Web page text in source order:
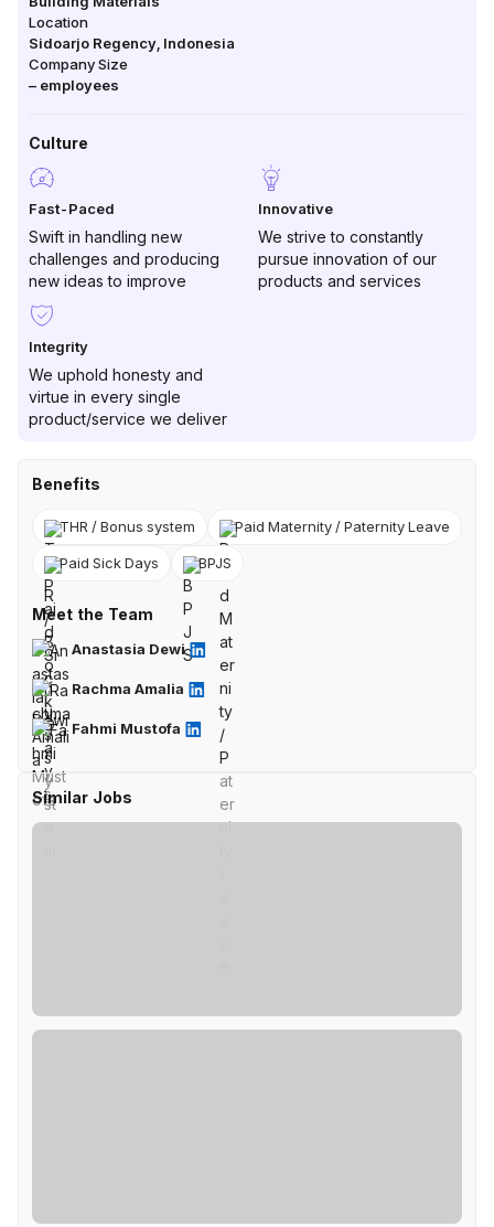
Location
Sidoarjo Regency Indonesia
Company Size
– employees
Culture
Fast-Paced
Swift in handling new
challenges and producing
new ideas to improve
Innovative
We strive to constantly
pursue innovation of our
products and services
Integrity
We uphold honesty and
virtue in every single
product/service we deliver
Benefits
THR / Bonus system Paid Maternity / Paternity Leave
Paid Sick Days BPJS
Meet the Team
Anastasia Dewi
Rachma Amalia
Fahmi Mustofa
Similar Jobs